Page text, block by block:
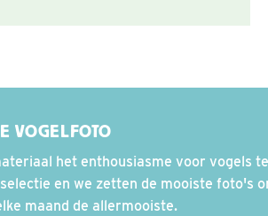
VOGELFOTO
het enthousiasme voor vogels te
en we zetten de mooiste foto's
maand de allermooiste.